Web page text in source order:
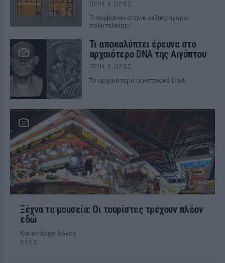
ΠΡΙΝ 9 ΏΡΕΣ
Τι συμβαίνει στην κινεζική αγορά
πολυτελείας;
Τι αποκαλύπτει έρευνα στο
αρχαιότερο DNA της Αιγύπτου
ΠΡΙΝ 9 ΏΡΕΣ
Το αρχαιότερο αιγυπτιακό DNA
Ξέχνα τα μουσεία: Οι τουρίστες τρέχουν πλέον
εδώ
Και υπάρχει λόγος
ΧΤΕΣ